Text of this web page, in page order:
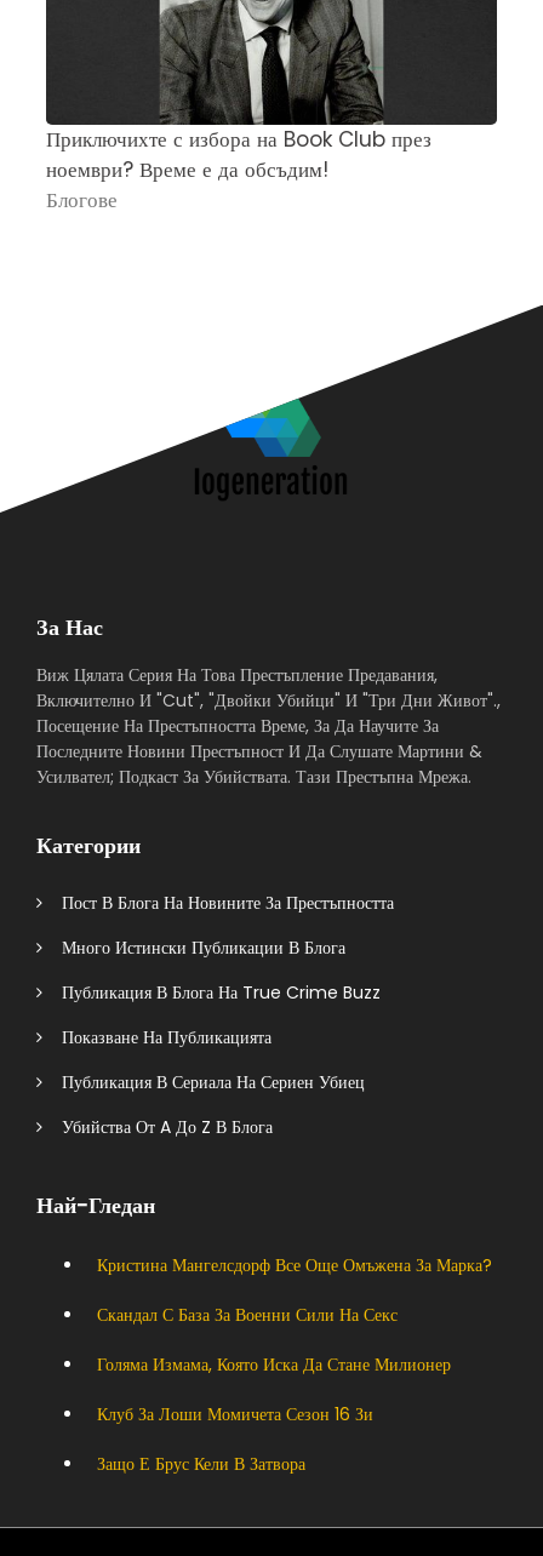
Приключихте с избора на Book Club през
ноември? Време е да обсъдим!
Блогове
За Нас
Виж Цялата Серия На Това Престъпление Предавания,
Включително И "Cut", "Двойки Убийци" И "Три Дни Живот".,
Посещение На Престъпността Време, За Да Научите За
Последните Новини Престъпност И Да Слушате Мартини &
Усилвател; Подкаст За Убийствата. Тази Престъпна Мрежа.
Категории
Пост В Блога На Новините За Престъпността
Много Истински Публикации В Блога
Публикация В Блога На True Crime Buzz
Показване На Публикацията
Публикация В Сериала На Сериен Убиец
Убийства От A До Z В Блога
Най-Гледан
Кристина Мангелсдорф Все Още Омъжена За Марка?
Скандал С База За Военни Сили На Секс
Голяма Измама, Която Иска Да Стане Милионер
Клуб За Лоши Момичета Сезон 16 Зи
Защо Е Брус Кели В Затвора